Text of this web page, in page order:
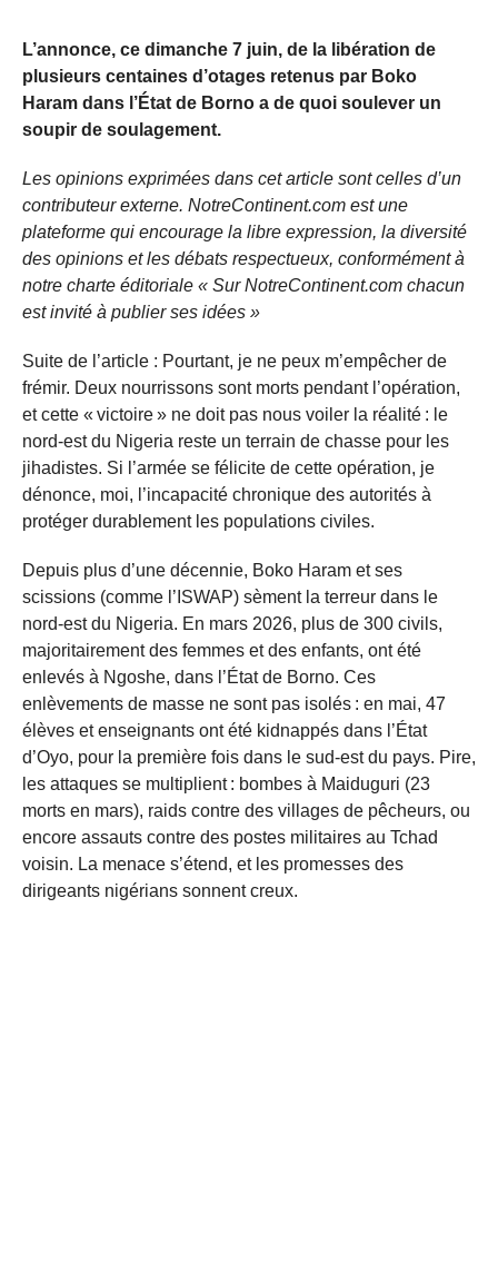
L’annonce, ce dimanche 7 juin, de la libération de
plusieurs centaines d’otages retenus par Boko
Haram dans l’État de Borno a de quoi soulever un
soupir de soulagement.
Les opinions exprimées dans cet article sont celles d’un
contributeur externe. NotreContinent.com est une
plateforme qui encourage la libre expression, la diversité
des opinions et les débats respectueux, conformément à
notre charte éditoriale « Sur NotreContinent.com chacun
est invité à publier ses idées »
Suite de l’article : Pourtant, je ne peux m’empêcher de
frémir. Deux nourrissons sont morts pendant l’opération,
et cette « victoire » ne doit pas nous voiler la réalité : le
nord-est du Nigeria reste un terrain de chasse pour les
jihadistes. Si l’armée se félicite de cette opération, je
dénonce, moi, l’incapacité chronique des autorités à
protéger durablement les populations civiles.
Depuis plus d’une décennie, Boko Haram et ses
scissions (comme l’ISWAP) sèment la terreur dans le
nord-est du Nigeria. En mars 2026, plus de 300 civils,
majoritairement des femmes et des enfants, ont été
enlevés à Ngoshe, dans l’État de Borno. Ces
enlèvements de masse ne sont pas isolés : en mai, 47
élèves et enseignants ont été kidnappés dans l’État
d’Oyo, pour la première fois dans le sud-est du pays. Pire,
les attaques se multiplient : bombes à Maiduguri (23
morts en mars), raids contre des villages de pêcheurs, ou
encore assauts contre des postes militaires au Tchad
voisin. La menace s’étend, et les promesses des
dirigeants nigérians sonnent creux.